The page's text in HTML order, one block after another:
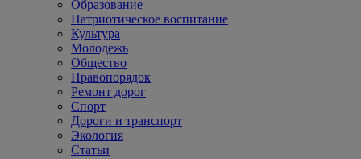
Образование
Патриотическое воспитание
Культура
Молодежь
Общество
Правопорядок
Ремонт дорог
Спорт
Дороги и транспорт
Экология
Статьи